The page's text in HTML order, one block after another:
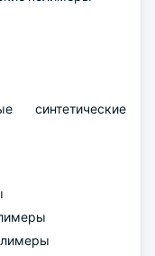
синтетические